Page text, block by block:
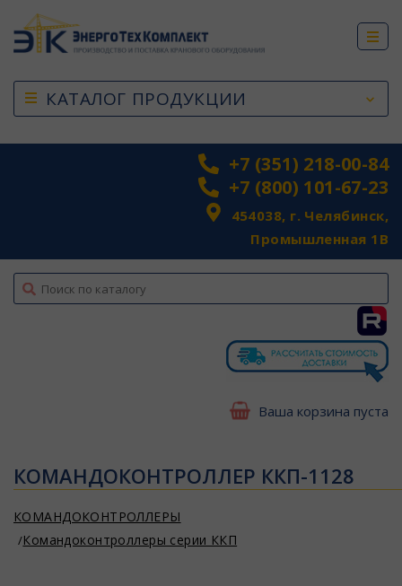
КАТАЛОГ ПРОДУКЦИИ
+7 (351) 218-00-84
+7 (800) 101-67-23
454038, г. Челябинск,
Промышленная 1В
top
Ваша корзина пуста
КОМАНДОКОНТРОЛЛЕР ККП-1128
КОМАНДОКОНТРОЛЛЕРЫ
Командоконтроллеры серии ККП